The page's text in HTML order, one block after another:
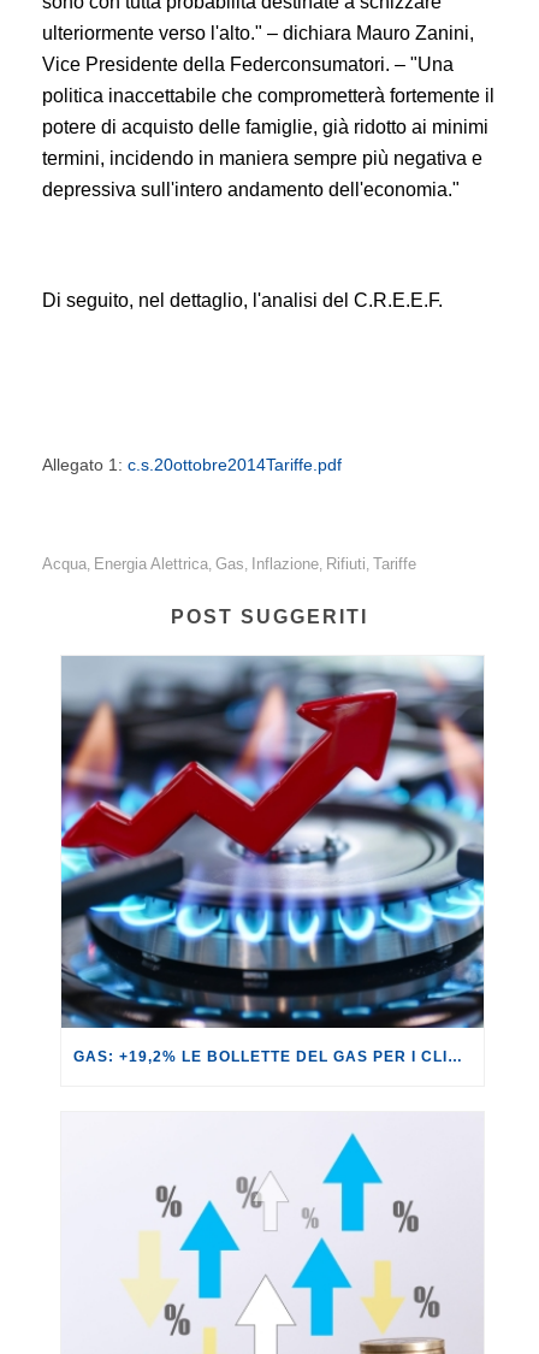
ulteriormente verso l'alto." – dichiara Mauro Zanini,
Vice Presidente della Federconsumatori. – "Una
politica inaccettabile che comprometterà fortemente il
potere di acquisto delle famiglie, già ridotto ai minimi
termini, incidendo in maniera sempre più negativa e
depressiva sull'intero andamento dell'economia."
Di seguito, nel dettaglio, l'analisi del C.R.E.E.F.
Allegato 1: c.s.20ottobre2014Tariffe.pdf
Acqua, Energia Alettrica, Gas, Inflazione, Rifiuti, Tariffe
POST SUGGERITI
GAS: +19,2% LE BOLLETTE DEL GAS PER I CLIENTI IN SERVIZIO DI VULNERABILITÀ.